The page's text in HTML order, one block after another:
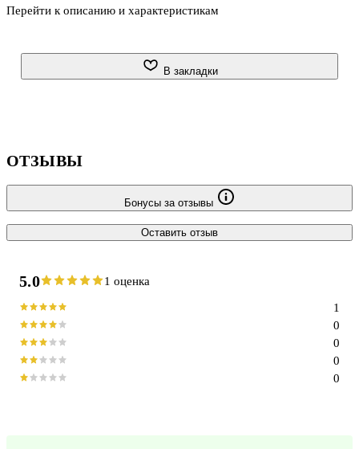
представилась возможность, законно располагаясь на
новейшей техники. О сорокалетней деятельности военных
Перейти к описанию и характеристикам
В закладки
ОТЗЫВЫ
Бонусы за отзывы
Оставить отзыв
5.0 1 оценка
0
0
0
0
1